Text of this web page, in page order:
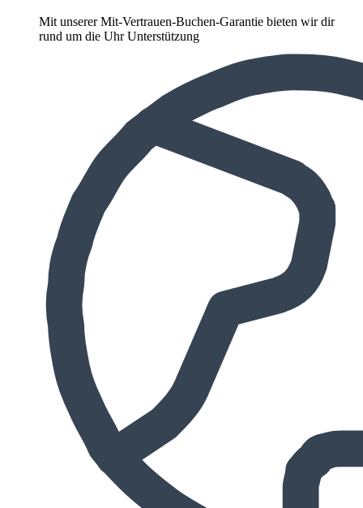
Mit unserer Mit-Vertrauen-Buchen-Garantie bieten wir dir
rund um die Uhr Unterstützung